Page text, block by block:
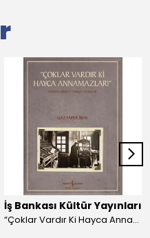
İş Bankası Kültür Yayınları
“Çoklar Vardır Ki Hayca Annamazlar!” - Gazanfer İbar